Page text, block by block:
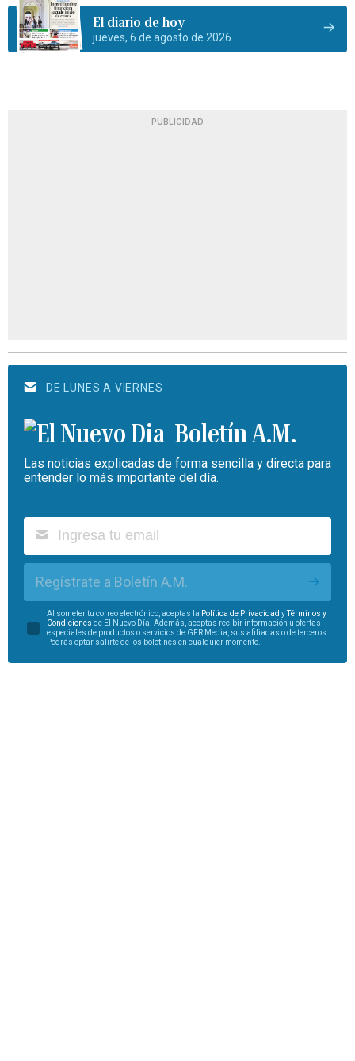
El diario de hoy
jueves, 6 de agosto de 2026
PUBLICIDAD
DE LUNES A VIERNES
Boletín A.M.
Las noticias explicadas de forma sencilla y directa para
entender lo más importante del día.
Regístrate a Boletín A.M.
Al someter tu correo electrónico, aceptas la Política de Privacidad yTérminos y
Condiciones de El Nuevo Día. Además, aceptas recibir información u ofertas
especiales de productos o servicios de GFR Media, sus afiliadas o de terceros.
Podrás optar salirte de los boletines en cualquier momento.